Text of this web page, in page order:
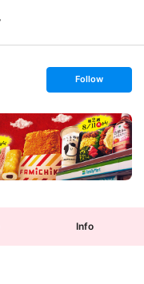
s
t
o
l
l
o
w
Follow
Info